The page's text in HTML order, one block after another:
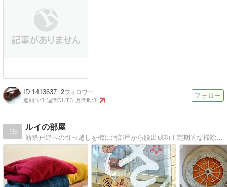
1413637 2
週間IN:3 週間OUT:3 月間IN:3
15
ルイの部屋
新築戸建への引っ越しを機に汚部屋から脱出成功！定期的な掃除で家も心も穏やかに。掃除・片付け・料理、デグーとの生活。時々持病の副鼻腔炎のブログを書いています。